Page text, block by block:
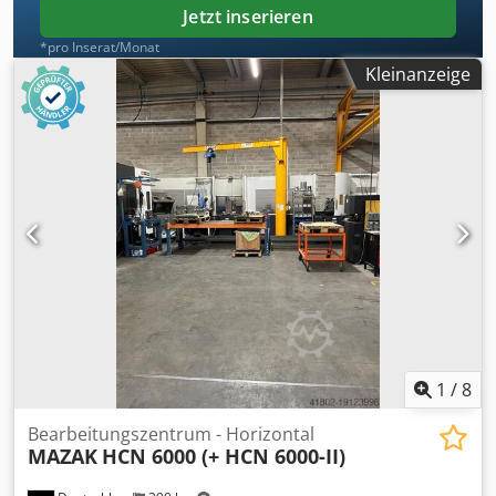
Werkzeugaufnahmen.Jetzt inserieren
*pro Inserat/Monat
Kleinanzeige
1 /8
Bearbeitungszentrum - Horizontal
MAZAK HCN 6000 (+ HCN 6000-II)